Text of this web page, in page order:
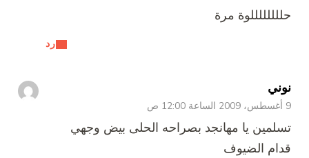
رد
حللللللللوة مرة
نوني
9 أغسطس، 2009 الساعة 12:00 ص
تسلمين يا مهانجد بصراحه الحلى بيض وجهي
قدام الضيوف